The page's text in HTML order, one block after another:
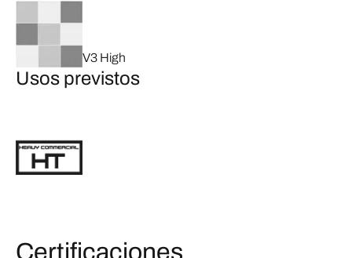
V3 High
Usos previstos
Certificaciones